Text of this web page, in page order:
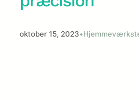
oktober 15, 2023•